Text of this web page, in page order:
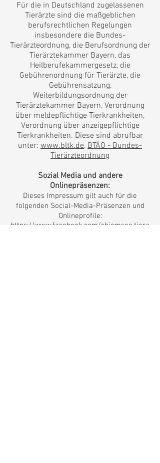
Für die in Deutschland zugelassenen
Tierärzte sind die maßgeblichen
berufsrechtlichen Regelungen
insbesondere die Bundes-
Tierärzteordnung, die Berufsordnung der
Tierärztekammer Bayern, das
Heilberufekammergesetz, die
Gebührenordnung für Tierärzte, die
Gebührensatzung,
Weiterbildungsordnung der
Tierärztekammer Bayern, Verordnung
über meldepflichtige Tierkrankheiten,
Verordnung über anzeigepflichtige
Tierkrankheiten. Diese sind abrufbar
unter: www.bltk.de, BTÄO - Bundes-
Tierärzteordnung
Sozial Media und andere
Onlinepräsenzen:
Dieses Impressum gilt auch für die
folgenden Social-Media-Präsenzen und
Onlineprofile:
https://www.facebook.com/chiemsee.tiera